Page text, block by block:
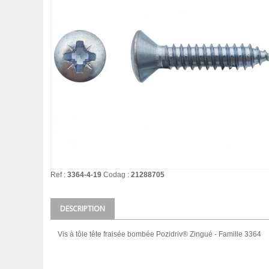
Ref :3364-4-19 Codag :21288705
DESCRIPTION
Vis à tôle tête fraisée bombée Pozidriv® Zingué - Famille 3364